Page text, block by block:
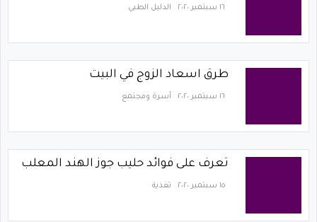
١٦ سبتمبر ٢٠٢٠ الدليل الطبي
طرق اسعاد الزوج في البيت
١٦ سبتمبر ٢٠٢٠ أسرة ومجتمع
تعرف على فوائد حليب جوز الهند المعلب
١٥ سبتمبر ٢٠٢٠ تغذية